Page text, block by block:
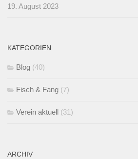
19. August 2023
KATEGORIEN
Blog (40)
Fisch & Fang (7)
Verein aktuell (31)
ARCHIV